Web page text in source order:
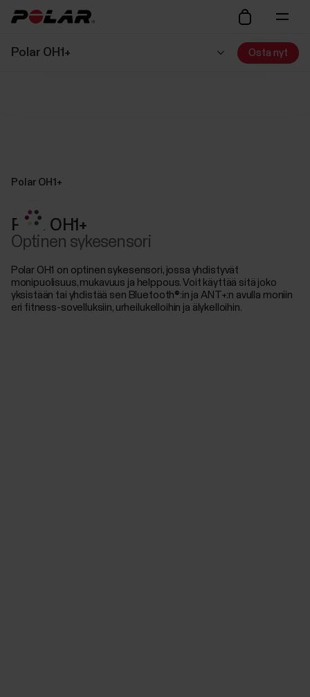
Polar OH1+ Osta nyt
Polar OH1+
Polar OH1+
Optinen sykesensori
Polar OH1 on optinen sykesensori, jossa yhdistyvät
monipuolisuus, mukavuus ja helppous. Voit käyttää sitä joko
yksistään tai yhdistää sen Bluetooth®:in ja ANT+:n avulla moniin
eri fitness-sovelluksiin, urheilukelloihin ja älykelloihin.